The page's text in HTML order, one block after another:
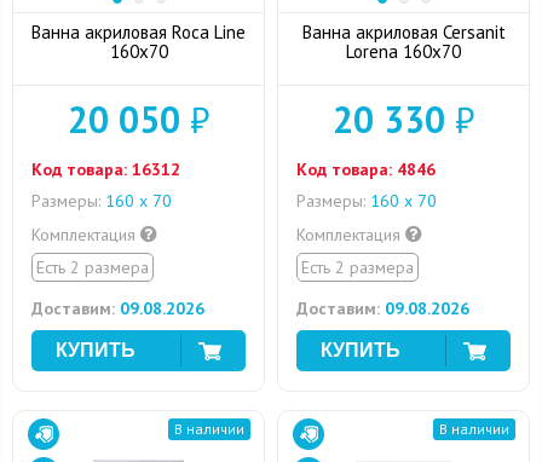
Ванна акриловая Roca Line
160x70
20 050 ₽
Код товара: 16312
Размеры: 160 х 70
Комплектация
Есть 2 размера
Доставим: 09.08.2026
Ванна акриловая Cersanit
Lorena 160x70
20 330 ₽
Код товара: 4846
Размеры: 160 х 70
Комплектация
Есть 2 размера
Доставим: 09.08.2026
В наличии В наличии